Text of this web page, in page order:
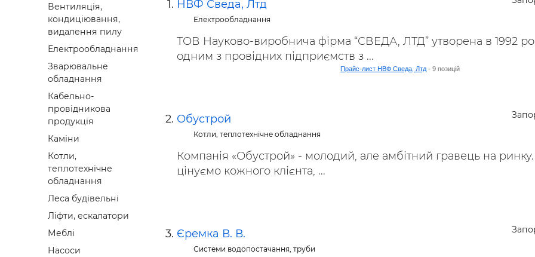
Будівельні і ремонтні послуги
Вентиляція,
кондиціювання,
видалення пилу
Електрообладнання
Зварювальне
обладнання
Кабельно-
провідникова
продукція
Каміни
Котли,
теплотехнічне
обладнання
Леса будівельні
Ліфти, ескалатори
Меблі
Насоси
НВФ Сведа, Лтд
Електрообладнання
ТОВ Науково-виробнича фірма “СВЕДА, ЛТД” утворена в 1992
одним з провідних підприємств з ...
Прайс-лист НВФ Сведа, Лтд - 9 позицій
Обустрой
Котли, теплотехнічне обладнання
Компанія «Обустрой» - молодий, але амбітний гравець на
цінуємо кожного клієнта, ...
Єремка В. В.
Системи водопостачання, труби